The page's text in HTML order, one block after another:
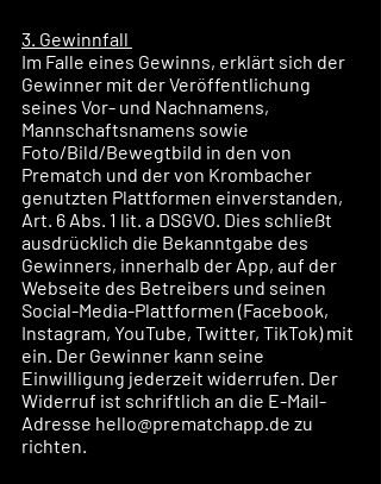
3. Gewinnfall
Im Falle eines Gewinns, erklärt sich der
Gewinner mit der Veröffentlichung
seines Vor- und Nachnamens,
Mannschaftsnamens sowie
Foto/Bild/Bewegtbild in den von
Prematch und der von Krombacher
genutzten Plattformen einverstanden,
Art. 6 Abs. 1 lit. a DSGVO. Dies schließt
ausdrücklich die Bekanntgabe des
Gewinners, innerhalb der App, auf der
Webseite des Betreibers und seinen
Social-Media-Plattformen (Facebook,
Instagram, YouTube, Twitter, TikTok) mit
ein. Der Gewinner kann seine
Einwilligung jederzeit widerrufen. Der
Widerruf ist schriftlich an die E-Mail-
Adresse hello@prematchapp.de zu
richten.